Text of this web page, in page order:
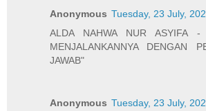
Anonymous Tuesday, 23 July,
ALDA NAHWA NUR ASYIFA
MENJALANKANNYA DENGAN
JAWAB"
Anonymous Tuesday, 23 July,